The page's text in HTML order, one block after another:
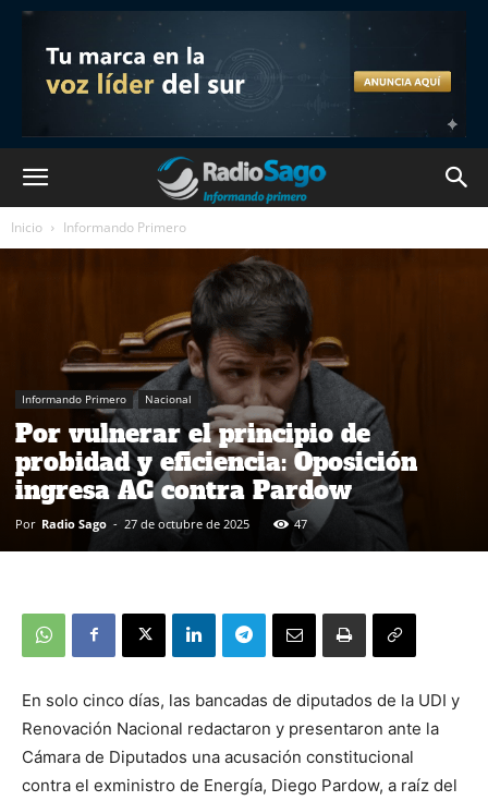
Inicio Informando Primero
Informando Primero Nacional
Por vulnerar el principio de
probidad y eficiencia: Oposición
ingresa AC contra Pardow
Por Radio Sago - 27 de octubre de 2025 47
En solo cinco días, las bancadas de diputados de la UDI y
Renovación Nacional redactaron y presentaron ante la
Cámara de Diputados una acusación constitucional
contra el exministro de Energía, Diego Pardow, a raíz del